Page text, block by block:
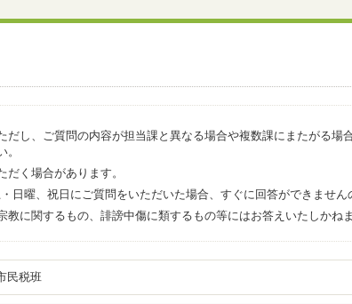
だし、ご質問の内容が担当課と異なる場合や複数課にまたがる場
く場合があります。
日曜、祝日にご質問をいただいた場合、すぐに回答ができません
に関するもの、誹謗中傷に類するもの等にはお答えいたしかね
民税班